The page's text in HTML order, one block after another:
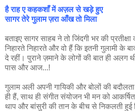
है राह ए कहकशाँ में अज़ल से खड़े हुए
सागर तेरे गुलाम ज़रा आँख तो मिला
बताइए सागर साहब ने तो जिंदगी भर की
निहारते निहारते और वो हैं कि इतनी गुलामी के
दे रहीं। पुराने ज़माने के लोगों की बात ही अलग
पास और आज...!
गुलाम अली अपनी गायिकी और बोलों की
ही हैं, साथ ही संगीत संयोजन भी मन को
थाप और बांसुरी की तान के बीच से निकलती हुई